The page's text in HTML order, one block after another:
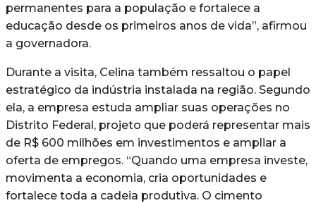
permanentes para a população e fortalece a
educação desde os primeiros anos de vida”, afirmou
a governadora.
Durante a visita, Celina também ressaltou o papel
estratégico da indústria instalada na região. Segundo
ela, a empresa estuda ampliar suas operações no
Distrito Federal, projeto que poderá representar mais
de R$ 600 milhões em investimentos e ampliar a
oferta de empregos. “Quando uma empresa investe,
movimenta a economia, cria oportunidades e
fortalece toda a cadeia produtiva. O cimento